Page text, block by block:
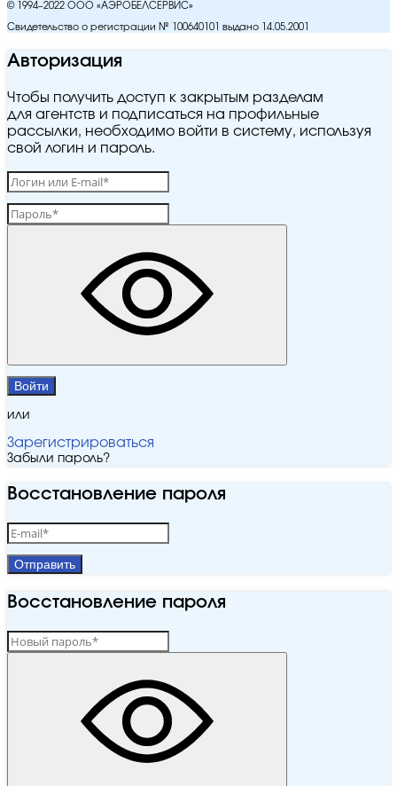
© 1994–2022 ООО «АЭРОБЕЛСЕРВИС»
Свидетельство о регистрации № 100640101 выдано 14.05.2001
Авторизация
Чтобы получить доступ к закрытым разделам
для агентств и подписаться на профильные
рассылки, необходимо войти в систему, используя
свой логин и пароль.
Войти
или
Зарегистрироваться
Забыли пароль?
Восстановление пароля
Отправить
Восстановление пароля